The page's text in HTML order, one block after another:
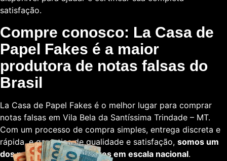
satisfação.
Compre conosco: La Casa de
Papel Fakes é a maior
produtora de notas falsas do
Brasil
La Casa de Papel Fakes é o melhor lugar para comprar
notas falsas em Vila Bela da Santíssima Trindade – MT.
Com um processo de compra simples, entrega discreta e
rápida, e garantias de qualidade e satisfação, somos um
dos melhores fornecedores em escala nacional.